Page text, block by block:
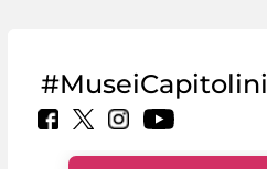
#MuseiCapitolini